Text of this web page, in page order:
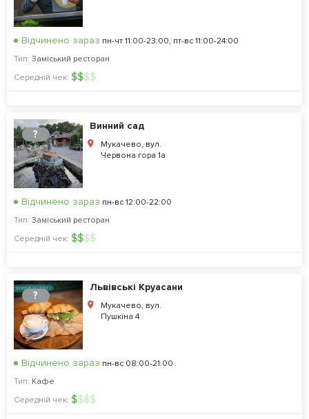
Відчинено зараз пн-чт 11:00-23:00, пт-вс 11:00-24:00
Тип: Заміський ресторан
Середній чек: $$$$
?
Винний сад
Мукачево, вул.
Червона гора 1а
Відчинено зараз пн-вс 12:00-22:00
Тип: Заміський ресторан
Середній чек: $$$$
?
Львівські Круасани
Мукачево, вул.
Пушкіна 4
Відчинено зараз пн-вс 08:00-21:00
Тип: Кафе
Середній чек: $$$$